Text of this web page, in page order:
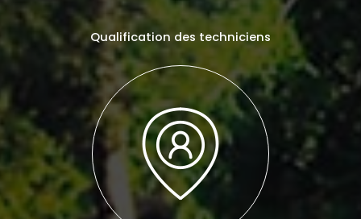
Qualification des techniciens